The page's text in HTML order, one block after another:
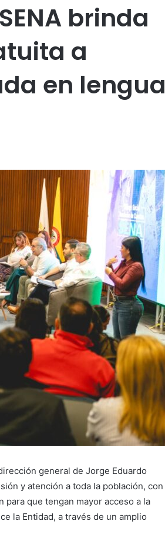
brinda
a
en lengua
general de Jorge Eduardo
y atención a toda la población, con
que tengan mayor acceso a la
la Entidad, a través de un amplio